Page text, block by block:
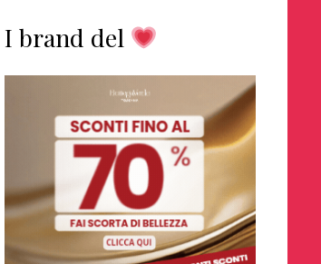
I brand del